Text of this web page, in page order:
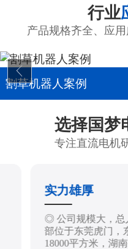
行业
产品规格齐全、应
割草机器人案例
选择国梦
专注直流电机
实力雄厚
◎ 公司规模大，总
部位于东莞虎门，
18000平方米，湖